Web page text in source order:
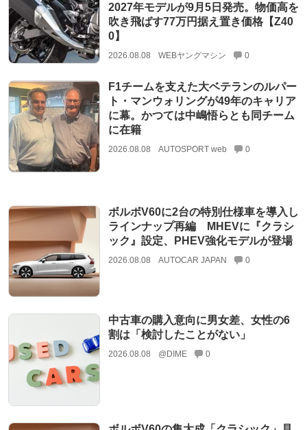
2027年モデルが9月5日発売。物価高を
吹き飛ばす77万円据え置き価格【Z40
0】
2026.08.08 WEBヤングマシン 0
F1チームを支えた大ベテランのルパー
ト・マンウォリングが49年のキャリア
に幕。かつては中嶋悟らとも同チーム
に在籍
2026.08.08 AUTOSPORT web 0
ボルボV60に2台の特別仕様車を導入し
ラインナップ再編 MHEVに『クラシ
ック』設定、PHEV強化モデルが登場
2026.08.08 AUTOCAR JAPAN 0
中古車の購入意向に男女差、女性の6
割は「検討したことがない」
2026.08.08 @DIME 0